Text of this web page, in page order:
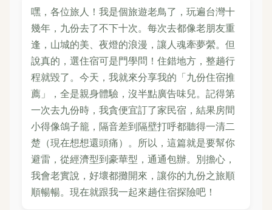
嘿，各位旅人！我是個旅遊老鳥了，玩遍台灣十
幾年，九份去了不下十次。每次去都像老朋友重
逢，山城的美、夜燈的浪漫，讓人魂牽夢縈。但
說真的，選住宿可是門學問！住錯地方，整趟行
程就毀了。今天，我就來分享我的「九份住宿推
薦」，全是親身體驗，沒半點廣告味兒。記得第
一次去九份時，我貪便宜訂了家民宿，結果房間
小得像鴿子籠，隔音差到隔壁打呼都聽得一清二
楚（現在想想還頭痛）。所以，這篇就是要幫你
避雷，從經濟型到豪華型，通通包辦。別擔心，
我會老實說，好壞都攤開來，讓你的九份之旅順
順暢暢。現在就跟我一起來趟住宿探險吧！